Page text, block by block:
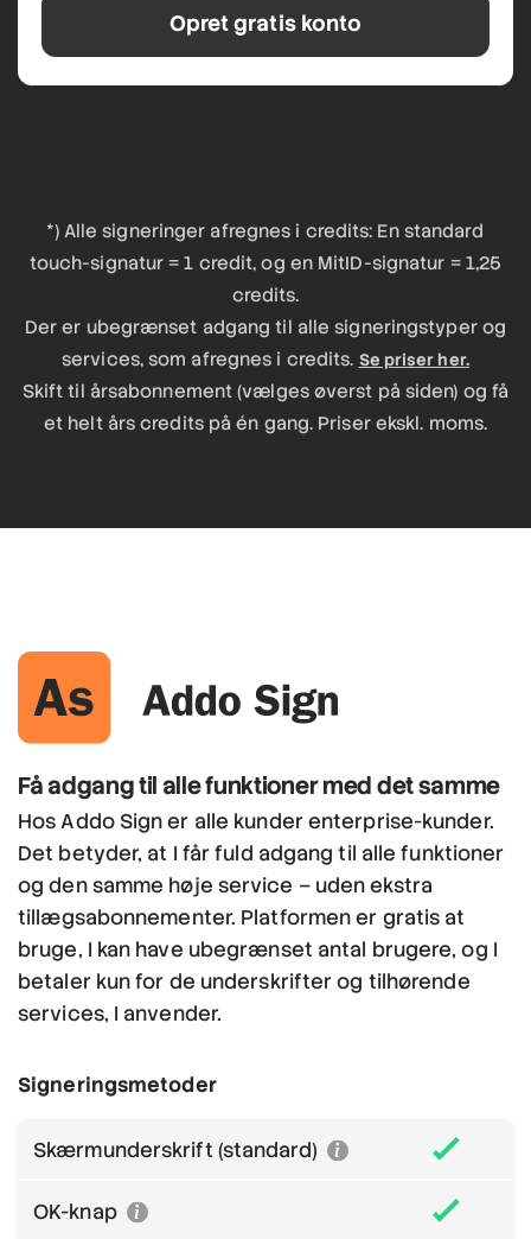
Opret gratis konto
*) Alle signeringer afregnes i credits: En standard
touch-signatur = 1 credit, og en MitID-signatur = 1,25
credits.
Der er ubegrænset adgang til alle signeringstyper og
services, som afregnes i credits. Se priser her.
Skift til årsabonnement (vælges øverst på siden) og få
et helt års credits på én gang. Priser ekskl. moms.
Få adgang til alle funktioner med det samme
Hos Addo Sign er alle kunder enterprise-kunder.
Det betyder, at I får fuld adgang til alle funktioner
og den samme høje service – uden ekstra
tillægsabonnementer. Platformen er gratis at
bruge, I kan have ubegrænset antal brugere, og I
betaler kun for de underskrifter og tilhørende
services, I anvender.
Signeringsmetoder
Skærmunderskrift (standard)
OK-knap